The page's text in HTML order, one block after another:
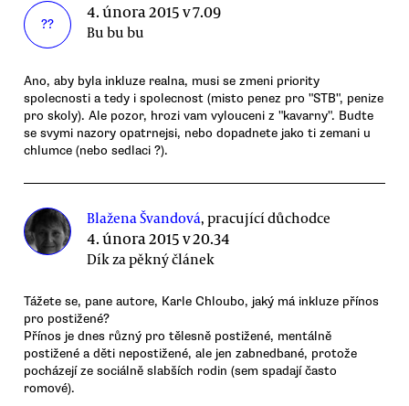
??
4. února 2015 v 7.09
Bu bu bu
Ano, aby byla inkluze realna, musi se zmeni priority
spolecnosti a tedy i spolecnost (misto penez pro "STB", penize
pro skoly). Ale pozor, hrozi vam vylouceni z "kavarny". Budte
se svymi nazory opatrnejsi, nebo dopadnete jako ti zemani u
chlumce (nebo sedlaci ?).
Blažena Švandová, pracující důchodce
4. února 2015 v 20.34
Dík za pěkný článek
Tážete se, pane autore, Karle Chloubo, jaký má inkluze přínos
pro postižené?
Přínos je dnes různý pro tělesně postižené, mentálně
postižené a děti nepostižené, ale jen zabnedbané, protože
pocházejí ze sociálně slabších rodin (sem spadají často
romové).